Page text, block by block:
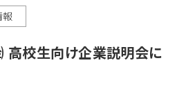
高校生向け企業説明会に